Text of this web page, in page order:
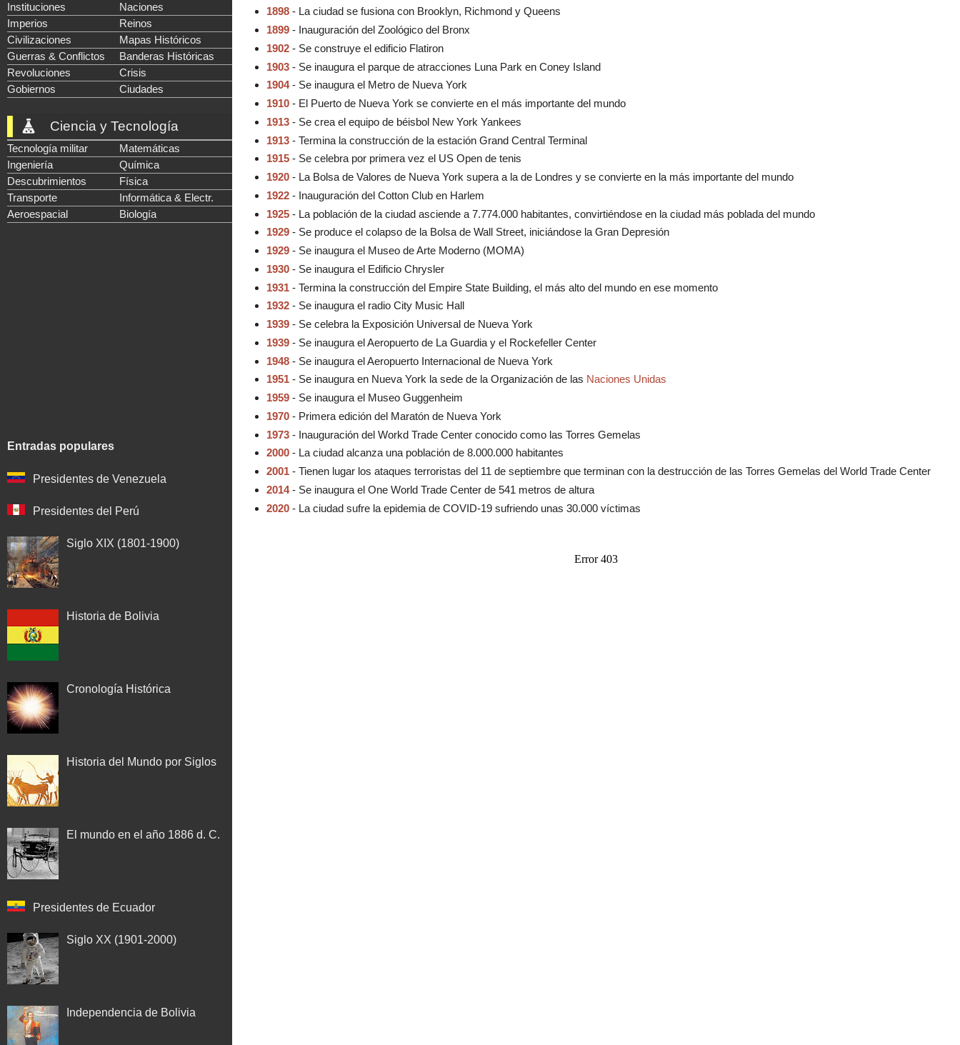
1898- La ciudad se fusiona con Brooklyn, Richmond y Queens
1899- Inauguración del Zoológico del Bronx
1902- Se construye el edificio Flatiron
1903- Se inaugura el parque de atracciones Luna Park en Coney Island
1904- Se inaugura el Metro de Nueva York
1910- El Puerto de Nueva York se convierte en el más importante del mundo
1913- Se crea el equipo de béisbol New York Yankees
1913- Termina la construcción de la estación Grand Central Terminal
1915- Se celebra por primera vez el US Open de tenis
1920- La Bolsa de Valores de Nueva York supera a la de Londres y se convierte en la más importante del mundo
1922- Inauguración del Cotton Club en Harlem
1925- La población de la ciudad asciende a 7.774.000 habitantes, convirtiéndose en la ciudad más poblada del mundo
1929- Se produce el colapso de la Bolsa de Wall Street, iniciándose la Gran Depresión
1929- Se inaugura el Museo de Arte Moderno (MOMA)
1930- Se inaugura el Edificio Chrysler
1931- Termina la construcción del Empire State Building, el más alto del mundo en ese momento
1932- Se inaugura el radio City Music Hall
1939- Se celebra la Exposición Universal de Nueva York
1939- Se inaugura el Aeropuerto de La Guardia y el Rockefeller Center
1948- Se inaugura el Aeropuerto Internacional de Nueva York
1951- Se inaugura en Nueva York la sede de la Organización de las Naciones Unidas
1959- Se inaugura el Museo Guggenheim
1970- Primera edición del Maratón de Nueva York
1973- Inauguración del Workd Trade Center conocido como las Torres Gemelas
2000- La ciudad alcanza una población de 8.000.000 habitantes
2001- Tienen lugar los ataques terroristas del 11 de septiembre que terminan con la destrucción de las Torres Gemelas del World Trade Center
2014- Se inaugura el One World Trade Center de 541 metros de altura
2020- La ciudad sufre la epidemia de COVID-19 sufriendo unas 30.000 víctimas
Instituciones
Naciones
Imperios
Reinos
Civilizaciones
Mapas Históricos
Guerras & Conflictos
Banderas Históricas
Revoluciones
Crisis
Gobiernos
Ciudades
Ciencia y Tecnología
Tecnología militar
Matemáticas
Ingeniería
Química
Descubrimientos
Física
Transporte
Informática & Electr.
Aeroespacial
Biología
Entradas populares
Presidentes de Venezuela
Presidentes del Perú
Siglo XIX (1801-1900)
Historia de Bolivia
Cronología Histórica
Historia del Mundo por Siglos
El mundo en el año 1886 d. C.
Presidentes de Ecuador
Siglo XX (1901-2000)
Independencia de Bolivia